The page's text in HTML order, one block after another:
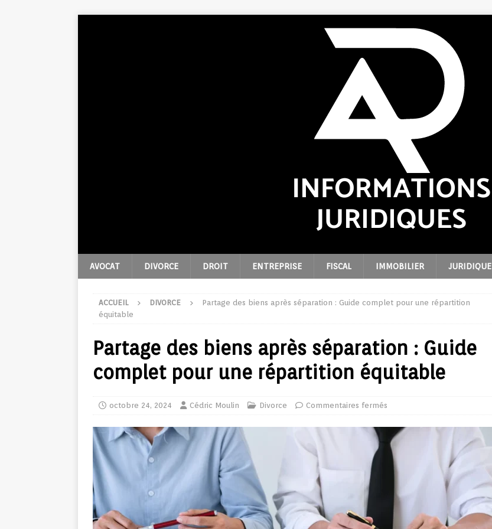
AVOCAT DIVORCE DROIT ENTREPRISE FISCAL IMMOBILIER JURIDIQUE
ACCUEIL DIVORCE
Partage des biens après séparation : Guide complet pour une répartition
équitable
Partage des biens après séparation : Guide
complet pour une répartition équitable
octobre 24, 2024 Cédric Moulin Divorce Commentaires fermés